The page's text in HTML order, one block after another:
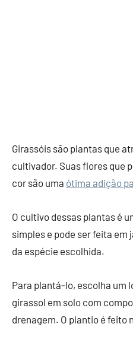
Girassóis são plantas que
cultivador. Suas flores que
cor são uma ótima adição
O cultivo dessas plantas é
simples e pode ser feita em
da espécie escolhida.
Para plantá-lo, escolha um
girassol em solo com
drenagem. O plantio é feito